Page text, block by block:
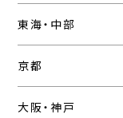
東海・中部
京都
大阪・神戸